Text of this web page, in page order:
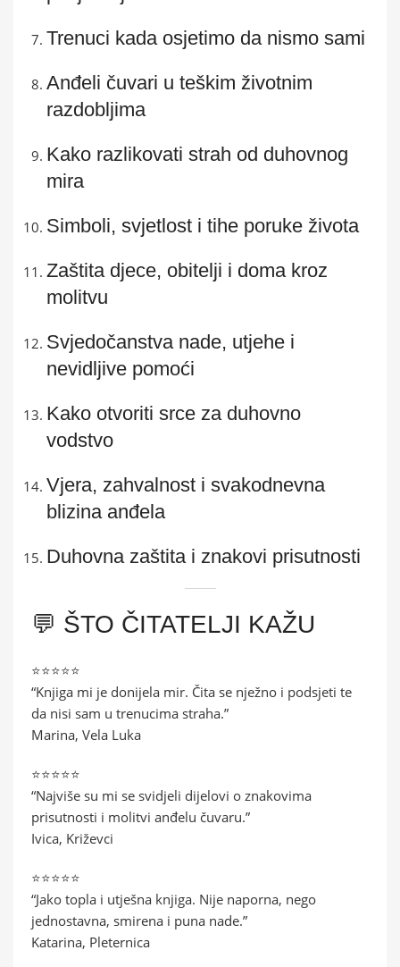
Trenuci kada osjetimo da nismo sami
Anđeli čuvari u teškim životnim
razdobljima
Kako razlikovati strah od duhovnog
mira
Simboli, svjetlost i tihe poruke života
Zaštita djece, obitelji i doma kroz
molitvu
Svjedočanstva nade, utjehe i
nevidljive pomoći
Kako otvoriti srce za duhovno
vodstvo
Vjera, zahvalnost i svakodnevna
blizina anđela
Duhovna zaštita i znakovi prisutnosti
💬 ŠTO ČITATELJI KAŽU
⭐⭐⭐⭐⭐
“Knjiga mi je donijela mir. Čita se nježno i podsjeti te
da nisi sam u trenucima straha.”
Marina, Vela Luka
⭐⭐⭐⭐⭐
“Najviše su mi se svidjeli dijelovi o znakovima
prisutnosti i molitvi anđelu čuvaru.”
Ivica, Križevci
⭐⭐⭐⭐⭐
“Jako topla i utješna knjiga. Nije naporna, nego
jednostavna, smirena i puna nade.”
Katarina, Pleternica